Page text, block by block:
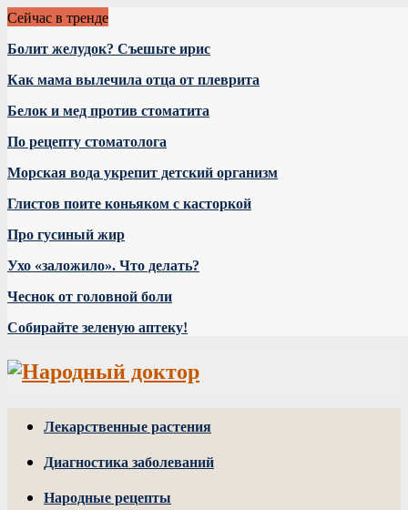
Сейчас в тренде
Болит желудок? Съешьте ирис
Как мама вылечила отца от плеврита
Белок и мед против стоматита
По рецепту стоматолога
Морская вода укрепит детский организм
Глистов поите коньяком с касторкой
Про гусиный жир
Ухо «заложило». Что делать?
Чеснок от головной боли
Собирайте зеленую аптеку!
Лекарственные растения
Диагностика заболеваний
Народные рецепты